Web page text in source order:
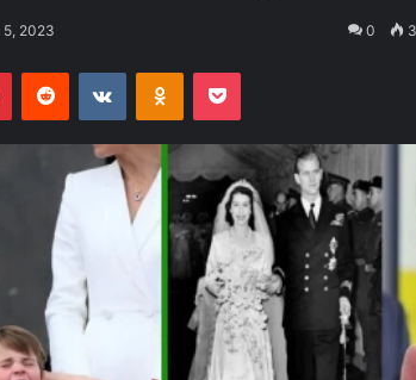
5, 2023 0 3
PinterestReddit VKontakteOdnoklassniki
Pocket